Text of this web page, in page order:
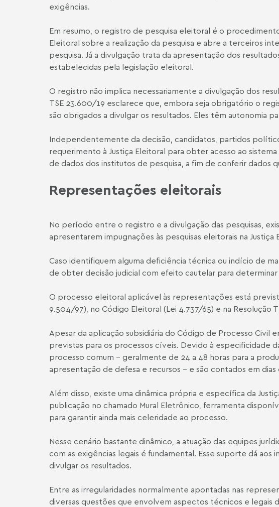
exigências.
Em resumo, o registro de pesquisa eleitoral é o
Eleitoral sobre a realização da pesquisa e abre a terceiros
pesquisa. Já a divulgação trata da apresentação dos
estabelecidas pela legislação eleitoral.
O registro não implica necessariamente a divulgação dos
TSE 23.600/19 esclarece que, embora seja obrigatório o
são obrigados a divulgar os resultados. Eles têm autonomia
Independentemente da decisão, candidatos, partidos
requerimento à Justiça Eleitoral para obter acesso ao
de dados dos institutos de pesquisa, a fim de conferir dados
Representações eleitorais
No período entre o registro e a divulgação das pesquisas,
apresentarem impugnações às pesquisas eleitorais na Justiça
Caso identifiquem alguma deficiência técnica ou indício de
de obter decisão judicial com efeito cautelar para determinar
O processo eleitoral aplicável às representações está
9.504/97), no Código Eleitoral (Lei 4.737/65) e na Resolução
Apesar da aplicação subsidiária do Código de Processo Civil
previstas para os processos cíveis. Devido à especificidade
processo comum – geralmente de 24 a 48 horas para a
apresentação de defesa e recursos – e são contados em dias
Além disso, existe uma dinâmica própria e específica da
publicação no chamado Mural Eletrônico, ferramenta
para garantir ainda mais celeridade ao processo.
Nesse cenário bastante dinâmico, a atuação das equipes
com as exigências legais é fundamental. Esse suporte dá
divulgar os resultados.
Entre as irregularidades normalmente apontadas nas
diversas questões que envolvem aspectos técnicos e legais